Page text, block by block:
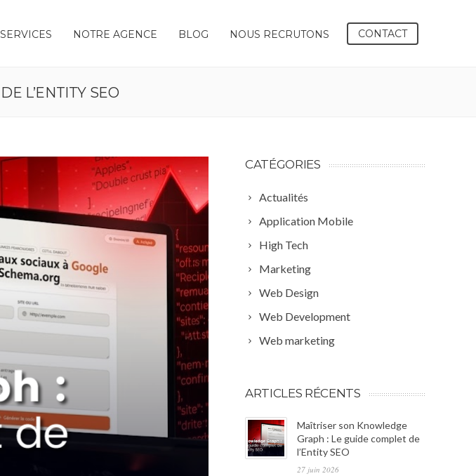
SERVICES NOTRE AGENCE BLOG NOUS RECRUTONS CONTACT
L’ENTITY SEO
CATÉGORIES
Actualités
Application Mobile
High Tech
Marketing
Web Design
Web Development
Web marketing
ARTICLES RÉCENTS
Maîtriser son Knowledge
Graph : Le guide complet de
l’Entity SEO
27 juin 2026